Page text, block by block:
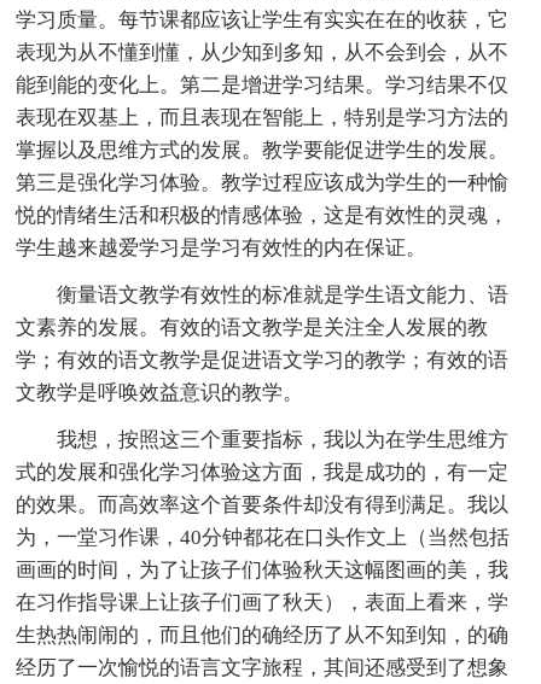
学习质量。每节课都应该让学生有实实在在的收获，它
表现为从不懂到懂，从少知到多知，从不会到会，从不
能到能的变化上。第二是增进学习结果。学习结果不仅
表现在双基上，而且表现在智能上，特别是学习方法的
掌握以及思维方式的发展。教学要能促进学生的发展。
第三是强化学习体验。教学过程应该成为学生的一种愉
悦的情绪生活和积极的情感体验，这是有效性的灵魂，
学生越来越爱学习是学习有效性的内在保证。
衡量语文教学有效性的标准就是学生语文能力、语
文素养的发展。有效的语文教学是关注全人发展的教
学；有效的语文教学是促进语文学习的教学；有效的语
文教学是呼唤效益意识的教学。
我想，按照这三个重要指标，我以为在学生思维方
式的发展和强化学习体验这方面，我是成功的，有一定
的效果。而高效率这个首要条件却没有得到满足。我以
为，一堂习作课，40分钟都花在口头作文上（当然包括
画画的时间，为了让孩子们体验秋天这幅图画的美，我
在习作指导课上让孩子们画了秋天），表面上看来，学
生热热闹闹的，而且他们的确经历了从不知到知，的确
经历了一次愉悦的语言文字旅程，其间还感受到了想象